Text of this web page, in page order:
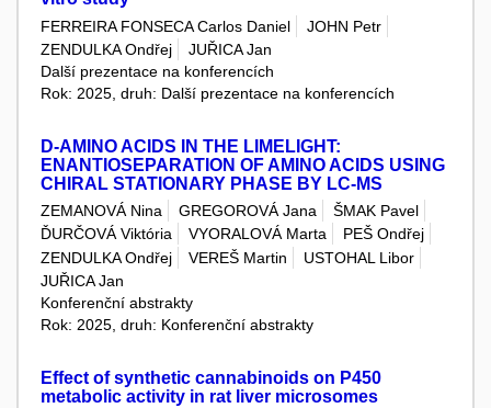
FERREIRA FONSECA Carlos Daniel
JOHN Petr
ZENDULKA Ondřej
JUŘICA Jan
Další prezentace na konferencích
Rok: 2025, druh: Další prezentace na konferencích
D-AMINO ACIDS IN THE LIMELIGHT:
ENANTIOSEPARATION OF AMINO ACIDS USING
CHIRAL STATIONARY PHASE BY LC-MS
ZEMANOVÁ Nina GREGOROVÁ Jana
ŠMAK Pavel
ĎURČOVÁ Viktória
VYORALOVÁ Marta
PEŠ Ondřej
ZENDULKA Ondřej
VEREŠ Martin
USTOHAL Libor
JUŘICA Jan
Konferenční abstrakty
Rok: 2025, druh: Konferenční abstrakty
Effect of synthetic cannabinoids on P450
metabolic activity in rat liver microsomes